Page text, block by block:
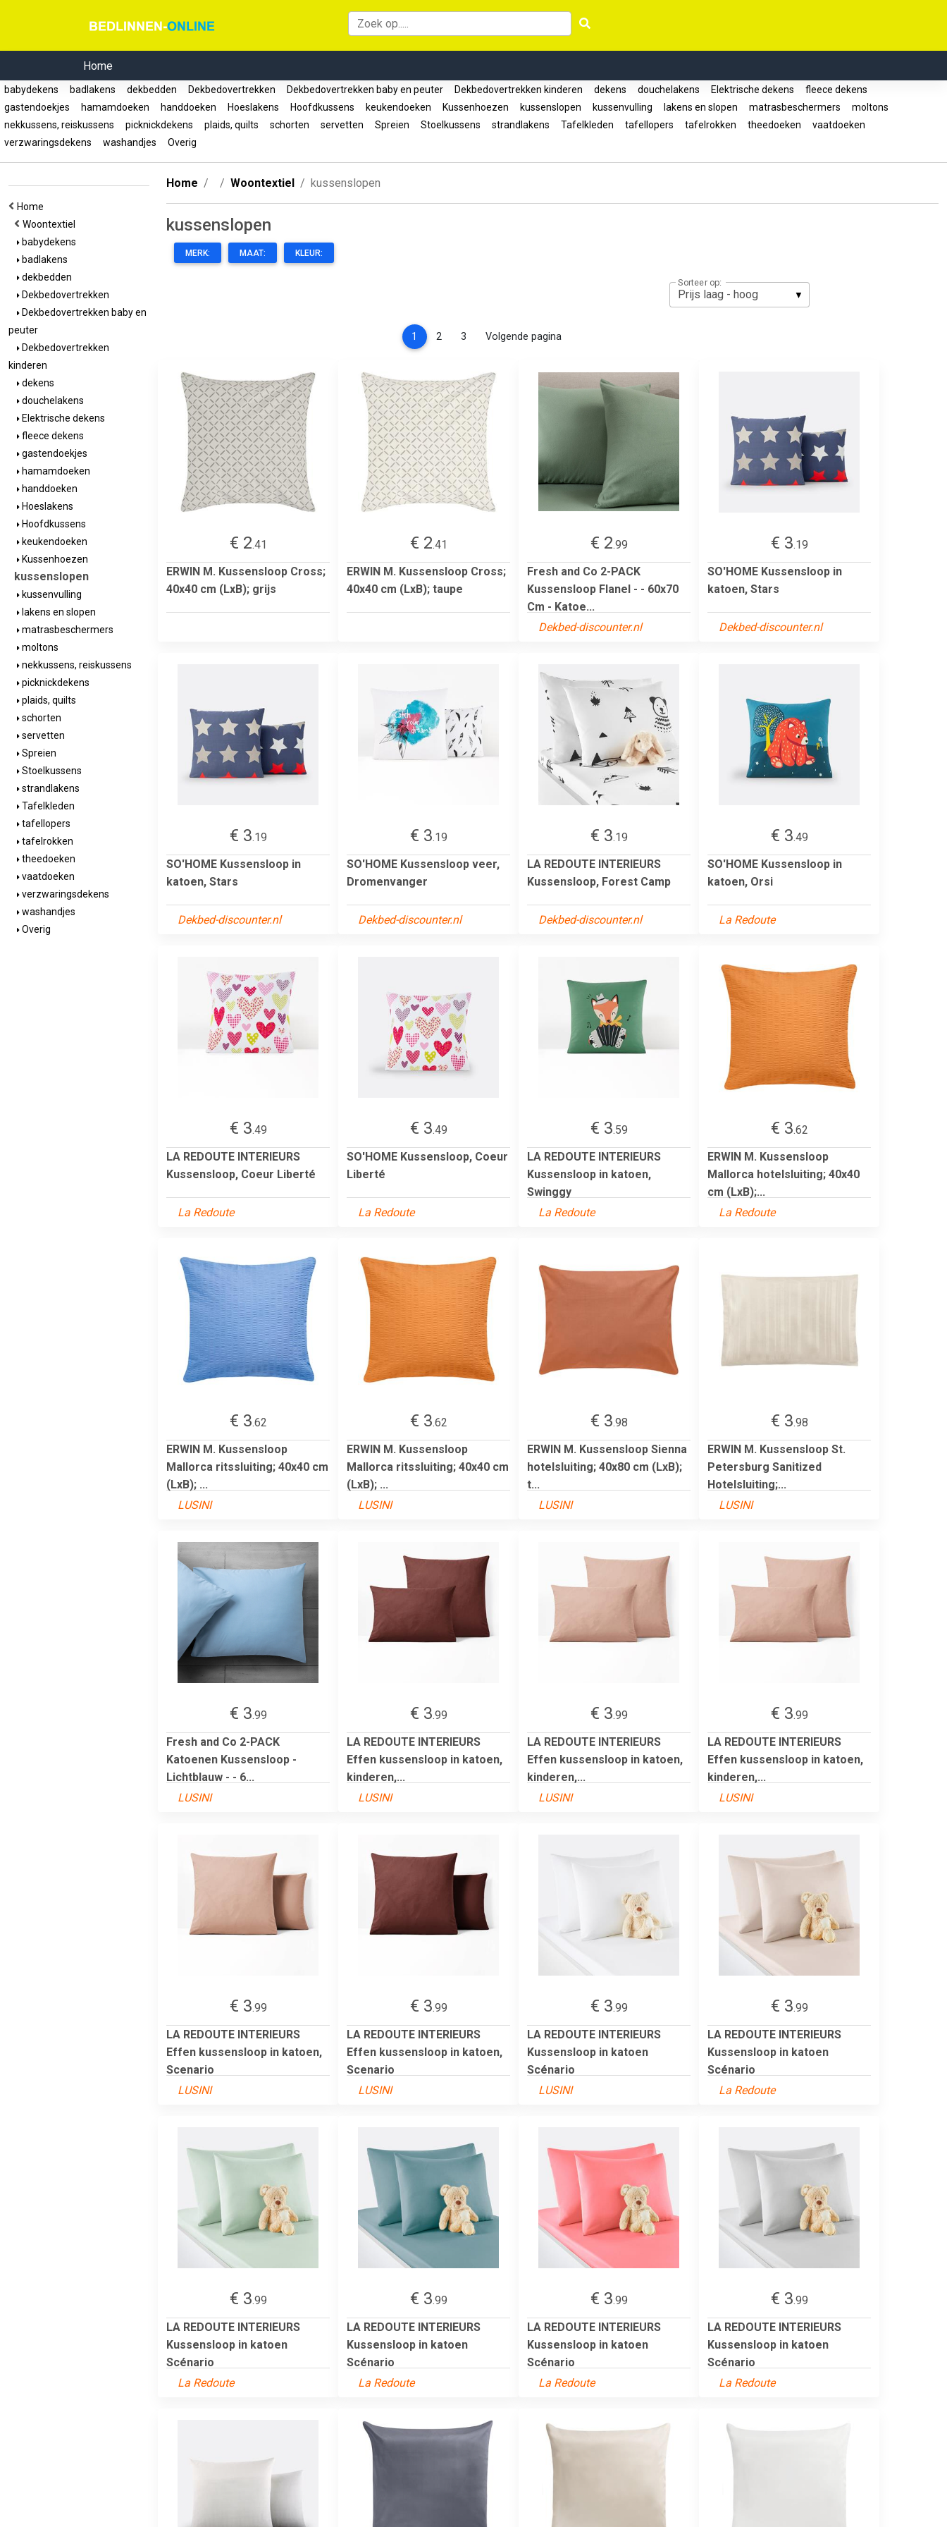
Home
babydekens badlakens dekbedden Dekbedovertrekken Dekbedovertrekken baby en peuter Dekbedovertrekken kinderen dekens douchelakens Elektrische dekens
fleece dekens
gastendoekjes
hamamdoeken handdoeken Hoeslakens Hoofdkussens keukendoeken Kussenhoezen kussenslopen kussenvulling lakens en slopen matrasbeschermers
moltons
nekkussens, reiskussens
picknickdekens plaids, quilts schorten servetten Spreien Stoelkussens strandlakens Tafelkleden tafellopers tafelrokken theedoeken
vaatdoeken
verzwaringsdekens
washandjes Overig
Home
Woontextiel
babydekens
badlakens
dekbedden
Dekbedovertrekken
Dekbedovertrekken baby en
peuter
Dekbedovertrekken
kinderen
dekens
douchelakens
Elektrische dekens
fleece dekens
gastendoekjes
hamamdoeken
handdoeken
Hoeslakens
Hoofdkussens
keukendoeken
Kussenhoezen
kussenslopen
kussenvulling
lakens en slopen
matrasbeschermers
moltons
nekkussens, reiskussens
picknickdekens
plaids, quilts
schorten
servetten
Spreien
Stoelkussens
strandlakens
Tafelkleden
tafellopers
tafelrokken
theedoeken
vaatdoeken
verzwaringsdekens
washandjes
Overig
Home Woontextiel kussenslopen
kussenslopen
MERK: MAAT: KLEUR:
Sorteer op:
1 (current)
2 3 Volgende pagina
€ 2.41
ERWIN M. Kussensloop Cross;
40x40 cm (LxB); grijs
€ 2.41
ERWIN M. Kussensloop Cross;
40x40 cm (LxB); taupe
€ 2.99
Fresh and Co 2-PACK
Kussensloop Flanel - - 60x70
Cm - Katoe...
Dekbed-discounter.nl
€ 3.19
SO'HOME Kussensloop in
katoen, Stars
Dekbed-discounter.nl
€ 3.19
SO'HOME Kussensloop in
katoen, Stars
Dekbed-discounter.nl
€ 3.19
SO'HOME Kussensloop veer,
Dromenvanger
Dekbed-discounter.nl
€ 3.19
LA REDOUTE INTERIEURS
Kussensloop, Forest Camp
Dekbed-discounter.nl
€ 3.49
SO'HOME Kussensloop in
katoen, Orsi
La Redoute
€ 3.49
LA REDOUTE INTERIEURS
Kussensloop, Coeur Liberté
La Redoute
€ 3.49
SO'HOME Kussensloop, Coeur
Liberté
La Redoute
€ 3.59
LA REDOUTE INTERIEURS
Kussensloop in katoen,
Swinggy
La Redoute
€ 3.62
ERWIN M. Kussensloop
Mallorca hotelsluiting; 40x40
cm (LxB);...
La Redoute
€ 3.62
ERWIN M. Kussensloop
Mallorca ritssluiting; 40x40 cm
(LxB); ...
LUSINI
€ 3.62
ERWIN M. Kussensloop
Mallorca ritssluiting; 40x40 cm
(LxB); ...
LUSINI
€ 3.98
ERWIN M. Kussensloop Sienna
hotelsluiting; 40x80 cm (LxB);
t...
LUSINI
€ 3.98
ERWIN M. Kussensloop St.
Petersburg Sanitized
Hotelsluiting;...
LUSINI
€ 3.99
Fresh and Co 2-PACK
Katoenen Kussensloop -
Lichtblauw - - 6...
LUSINI
€ 3.99
LA REDOUTE INTERIEURS
Effen kussensloop in katoen,
kinderen,...
LUSINI
€ 3.99
LA REDOUTE INTERIEURS
Effen kussensloop in katoen,
kinderen,...
LUSINI
€ 3.99
LA REDOUTE INTERIEURS
Effen kussensloop in katoen,
kinderen,...
LUSINI
€ 3.99
LA REDOUTE INTERIEURS
Effen kussensloop in katoen,
Scenario
LUSINI
€ 3.99
LA REDOUTE INTERIEURS
Effen kussensloop in katoen,
Scenario
LUSINI
€ 3.99
LA REDOUTE INTERIEURS
Kussensloop in katoen
Scénario
LUSINI
€ 3.99
LA REDOUTE INTERIEURS
Kussensloop in katoen
Scénario
La Redoute
€ 3.99
LA REDOUTE INTERIEURS
Kussensloop in katoen
Scénario
La Redoute
€ 3.99
LA REDOUTE INTERIEURS
Kussensloop in katoen
Scénario
La Redoute
€ 3.99
LA REDOUTE INTERIEURS
Kussensloop in katoen
Scénario
La Redoute
€ 3.99
LA REDOUTE INTERIEURS
Kussensloop in katoen
Scénario
La Redoute